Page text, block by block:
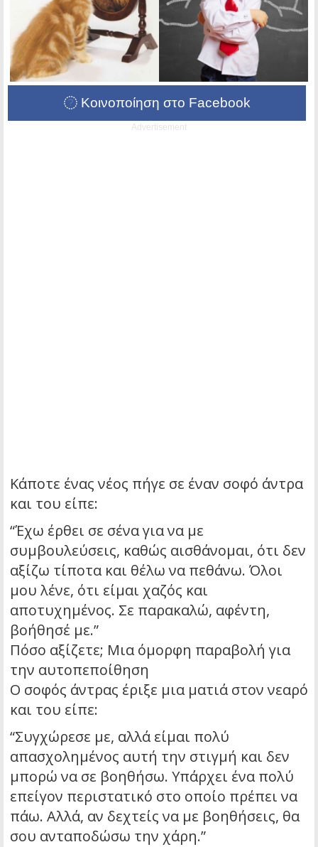
Κοινοποίηση στο Facebook
Advertisement
Κάποτε ένας νέος πήγε σε έναν σοφό άντρα
και του είπε:
“Έχω έρθει σε σένα για να με
συμβουλεύσεις, καθώς αισθάνομαι, ότι δεν
αξίζω τίποτα και θέλω να πεθάνω. Όλοι
μου λένε, ότι είμαι χαζός και
αποτυχημένος. Σε παρακαλώ, αφέντη,
βοήθησέ με.”
Πόσο αξίζετε; Μια όμορφη παραβολή για
την αυτοπεποίθηση
Ο σοφός άντρας έριξε μια ματιά στον νεαρό
και του είπε:
“Συγχώρεσε με, αλλά είμαι πολύ
απασχολημένος αυτή την στιγμή και δεν
μπορώ να σε βοηθήσω. Υπάρχει ένα πολύ
επείγον περιστατικό στο οποίο πρέπει να
πάω. Αλλά, αν δεχτείς να με βοηθήσεις, θα
σου ανταποδώσω την χάρη.”